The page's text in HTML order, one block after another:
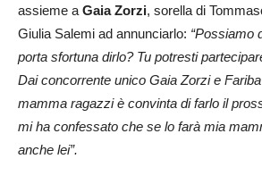
assieme a Gaia Zorzi, sorella di
Giulia Salemi ad annunciarlo: “Possiamo
porta sfortuna dirlo? Tu potresti
Dai concorrente unico Gaia Zorzi e
mamma ragazzi è convinta di farlo il
mi ha confessato che se lo farà mia
anche lei”.